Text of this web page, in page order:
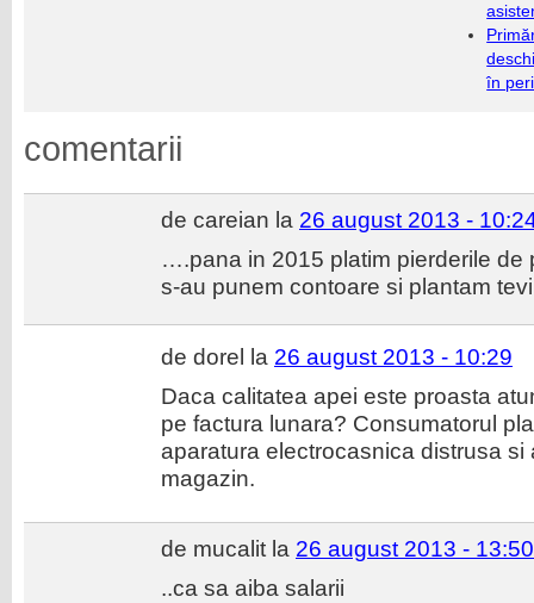
în
comentarii
de careian la 26 august 2013 -
….pana in 2015 platim pierderile de
s-au punem contoare si plantam
de dorel la 26 august 2013 - 10:29
Daca calitatea apei este proasta
pe factura lunara? Consumatorul
aparatura electrocasnica distrusa
magazin.
de mucalit la 26 august 2013 - 13:50
..ca sa aiba salarii